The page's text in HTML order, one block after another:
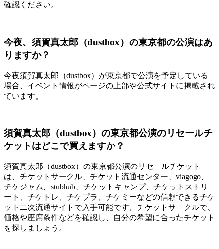
確認ください。
今夜、須賀真太郎（dustbox）の東京都の公演はあ
りますか？
今夜須賀真太郎（dustbox）が東京都で公演を予定している
場合、イベント情報がページの上部や公式サイトに掲載され
ています。
須賀真太郎（dustbox）の東京都公演のリセールチ
ケットはどこで買えますか？
須賀真太郎（dustbox）の東京都公演のリセールチケット
は、チケットサークル、チケット流通センター、viagogo、
チケジャム、stubhub、チケットキャンプ、チケットストリ
ート、チケトレ、チケプラ、チケミーなどの信頼できるチケ
ット二次流通サイトで入手可能です。チケットサークルで、
価格や座席条件などを確認し、自分の希望に合ったチケット
を探しましょう。